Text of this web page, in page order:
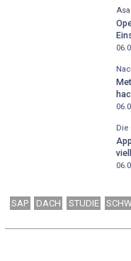
Die
SAP DACH STUDIE